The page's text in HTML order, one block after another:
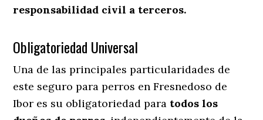
responsabilidad civil a terceros.
Obligatoriedad Universal
Una de las principales particularidades de
este seguro para perros en Fresnedoso de
Ibor es su obligatoriedad para todos los